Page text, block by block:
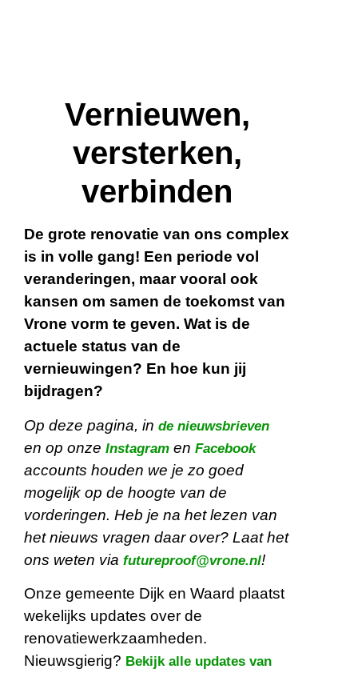
Vernieuwen,
versterken,
verbinden
De grote renovatie van ons complex
is in volle gang! Een periode vol
veranderingen, maar vooral ook
kansen om samen de toekomst van
Vrone vorm te geven. Wat is de
actuele status van de
vernieuwingen? En hoe kun jij
bijdragen?
Op deze pagina, in de nieuwsbrieven
en op onze Instagram en Facebook
accounts houden we je zo goed
mogelijk op de hoogte van de
vorderingen. Heb je na het lezen van
het nieuws vragen daar over? Laat het
ons weten via futureproof@vrone.nl!
Onze gemeente Dijk en Waard plaatst
wekelijks updates over de
renovatiewerkzaamheden.
Nieuwsgierig? Bekijk alle updates van